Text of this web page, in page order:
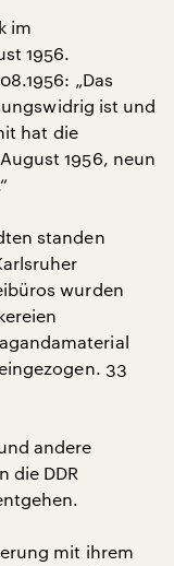
im
1956.
„Das
ist und
hat die
1956, neun
standen
wurden
33
andere
die DDR
mit ihrem